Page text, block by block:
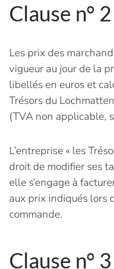
Clause n°
Les prix des
vigueur au jour de la
libellés en euros et
Trésors du
(TVA non applicable,
L’entreprise « les
droit de modifier ses
elle s’engage à
aux prix indiqués lors
commande.
Clause n°